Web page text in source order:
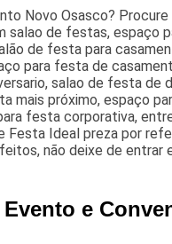
Novo Osasco?
de festas, espaço
de festa para
para festa de
salao de festa de
mais próximo, espaço
festa corporativa,
Ideal preza por
não deixe de entrar
e